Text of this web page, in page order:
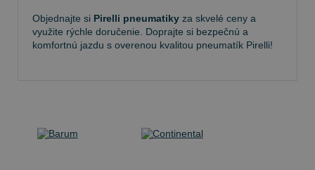
Objednajte si Pirelli pneumatiky za skvelé ceny a
využite rýchle doručenie. Doprajte si bezpečnú a
komfortnú jazdu s overenou kvalitou pneumatík Pirelli!